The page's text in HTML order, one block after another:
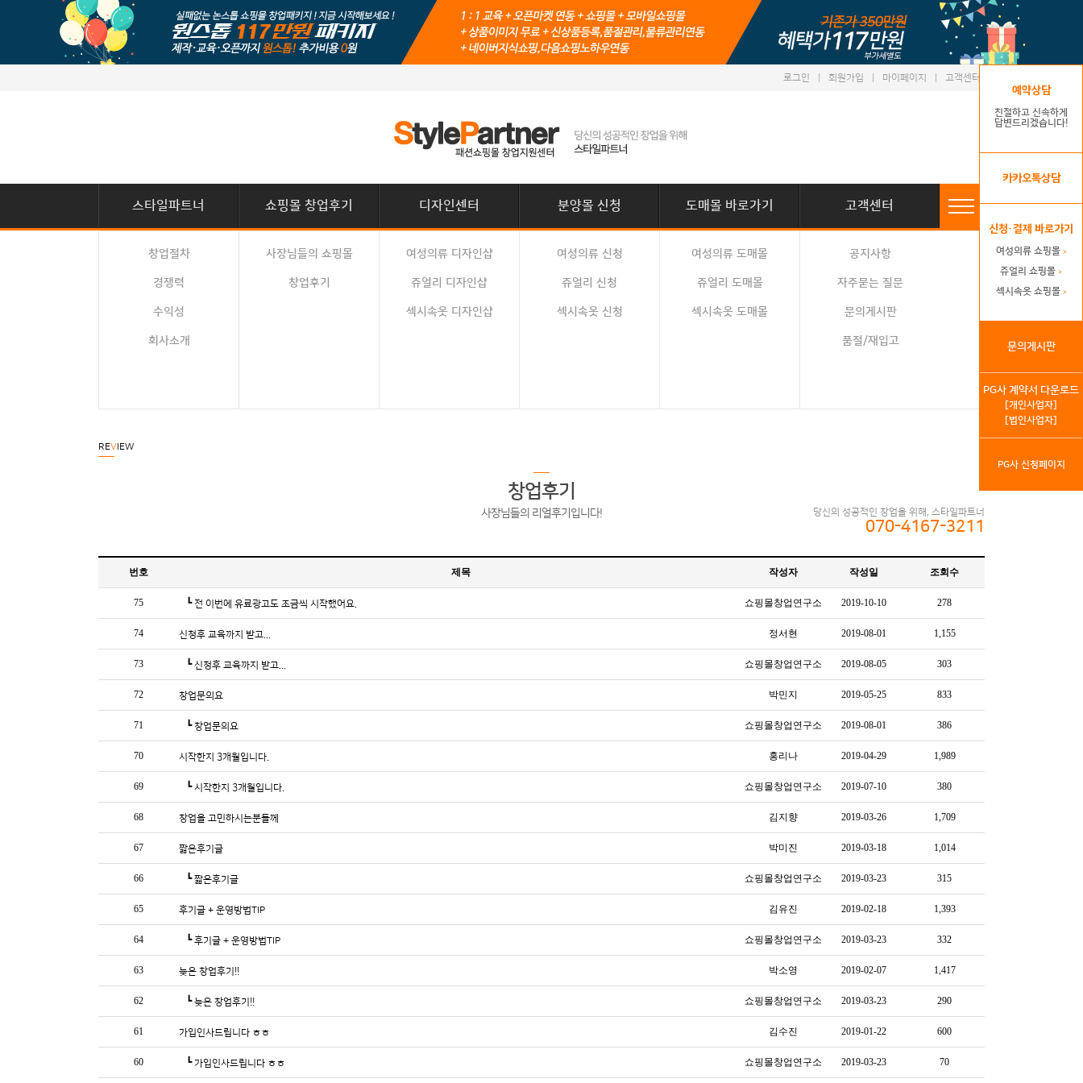
로그인 회원가입 마이페이지 고객센터
스타일파트너 쇼핑몰 창업후기 디자인센터 분양몰 신청 도매몰 바로가기 고객센터
창업절차
경쟁력
수익성
회사소개
사장님들의 쇼핑몰
창업후기
여성의류 디자인샵
쥬얼리 디자인샵
섹시속옷 디자인샵
여성의류 신청
쥬얼리 신청
섹시속옷 신청
여성의류 도매몰
쥬얼리 도매몰
섹시속옷 도매몰
공지사항
자주묻는 질문
문의게시판
품절/재입고
REVIEW
창업후기
당신의 성공적인 창업을 위해, 스타일파트너
070-4167-3211
사장님들의 리얼후기입니다!
번호 제목 작성자 작성일 조회수
75 ┗ 전 이번에 유료광고도 조금씩 시작했어요. 쇼핑몰창업연구소 2019-10-10 278
74 신청후 교육까지 받고... 정서현 2019-08-01 1,155
73 ┗신청후 교육까지 받고... 쇼핑몰창업연구소 2019-08-05 303
72 창업문의요 박민지 2019-05-25 833
71 ┗창업문의요 쇼핑몰창업연구소 2019-08-01 386
70 시작한지 3개월입니다. 홍리나 2019-04-29 1,989
69 ┗시작한지 3개월입니다. 쇼핑몰창업연구소 2019-07-10 380
68 창업을 고민하시는분들께 김지향 2019-03-26 1,709
67 짧은후기글 박미진 2019-03-18 1,014
66 ┗짧은후기글 쇼핑몰창업연구소 2019-03-23 315
65 후기글 + 운영방법TIP 김유진 2019-02-18 1,393
64 ┗후기글 + 운영방법TIP 쇼핑몰창업연구소 2019-03-23 332
63 늦은 창업후기!! 박소영 2019-02-07 1,417
62 ┗늦은 창업후기!! 쇼핑몰창업연구소 2019-03-23 290
61 가입인사드립니다 ㅎㅎ 김수진 2019-01-22 600
60 ┗가입인사드립니다 ㅎㅎ 쇼핑몰창업연구소 2019-03-23 70
예약상담
친절하고 신속하게
답변드리겠습니다!
카카오톡상담
신청·결제 바로가기
여성의류 쇼핑몰 >
쥬얼리 쇼핑몰 >
섹시속옷 쇼핑몰 >
문의게시판
PG사 계약서 다운로드
[개인사업자]
[법인사업자]
PG사 신청페이지